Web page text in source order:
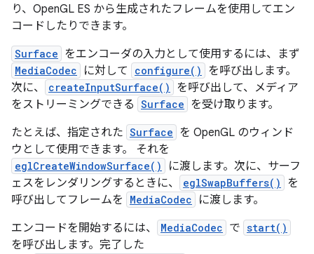
り、OpenGL ES から生成されたフレームを使用してエン
コードしたりできます。
Surface をエンコーダの入力として使用するには、まず
MediaCodec に対して configure()
を呼び出します。
次に、
createInputSurface()
を呼び出して、メディア
をストリーミングできる Surface を受け取ります。
たとえば、指定された Surface を OpenGL のウィンド
ウとして使用できます。 それを
eglCreateWindowSurface()
に渡します。次に、サーフ
ェスをレンダリングするときに、
eglSwapBuffers()
を
呼び出してフレームを
MediaCodec
に渡します。
エンコードを開始するには、
MediaCodec で start()
を呼び出します。完了した